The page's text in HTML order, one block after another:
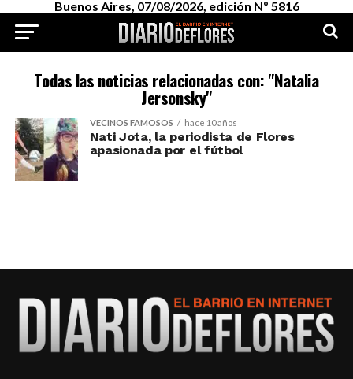
Buenos Aires, 07/08/2026, edición Nº 5816
Todas las noticias relacionadas con: "Natalia
Jersonsky"
VECINOS FAMOSOS hace 10 años
Nati Jota, la periodista de Flores
apasionada por el fútbol